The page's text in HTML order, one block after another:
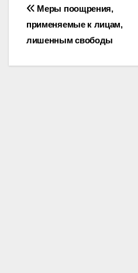
Post
navigation
Меры поощрения,
применяемые к лицам,
лишенным свободы